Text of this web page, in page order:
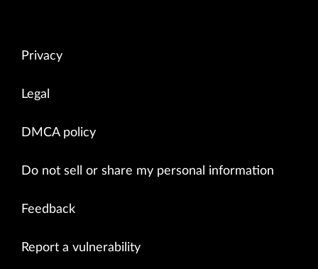
Privacy
Legal
DMCA policy
Do not sell or share my personal information
Feedback
Report a vulnerability